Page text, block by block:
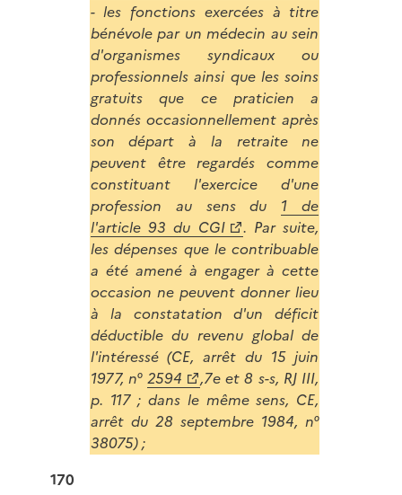
- les fonctions exercées à titre
bénévole par un médecin au sein
d'organismes syndicaux ou
professionnels ainsi que les soins
gratuits que ce praticien a
donnés occasionnellement après
son départ à la retraite ne
peuvent être regardés comme
constituant l'exercice d'une
profession au sens du 1 de
l'article 93 du CGI
. Par suite,
les dépenses que le contribuable
a été amené à engager à cette
occasion ne peuvent donner lieu
à la constatation d'un déficit
déductible du revenu global de
l'intéressé (CE, arrêt du 15 juin
1977, n° 2594
,7e et 8 s-s, RJ III,
p. 117 ; dans le même sens, CE,
arrêt du 28 septembre 1984, n°
38075) ;
170